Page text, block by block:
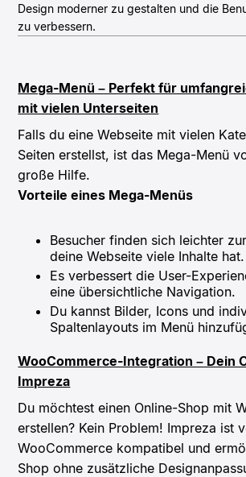
Design moderner zu gestalten und die
zu verbessern.
Mega-Menü – Perfekt für
mit vielen Unterseiten
Falls du eine Webseite mit vielen
Seiten erstellst, ist das Mega-Menü
große Hilfe.
Vorteile eines Mega-Menüs
Besucher finden sich leichter
deine Webseite viele Inhalte hat.
Es verbessert die User-
eine übersichtliche Navigation.
Du kannst Bilder, Icons und
Spaltenlayouts im Menü
WooCommerce-Integration – Dein
Impreza
Du möchtest einen Online-Shop mit
erstellen? Kein Problem! Impreza ist
WooCommerce kompatibel und
Shop ohne zusätzliche